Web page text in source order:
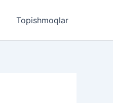
Topishmoqlar